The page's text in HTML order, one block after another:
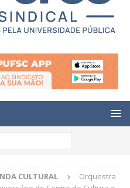
CULTURAL
Orquestra